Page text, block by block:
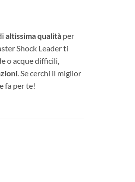
altissima qualitàper
Shock Leader ti
o acque difficili,
. Se cerchi il miglior
fa per te!